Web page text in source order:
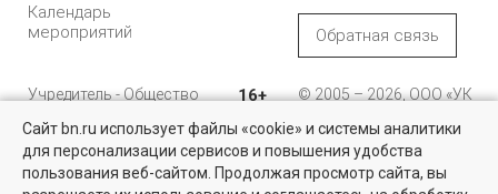
Квартиры на вторичном рынке
Более 10 тысяч квартир в Санкт-Петербурге и области от
Календарь
мероприятий
Обратная связь
Учредитель - Общество
ответственностью
"Управляющая
компания "Бюллетень
недвижимости"
16+
© 2005 – 2026, ООО «УК
196105, Санкт-
Петербург, пр. Юрия
Гагарина, 1
Сайт bn.ru использует файлы «cookie» и системы аналитики
для персонализации сервисов и повышения удобства
пользования веб-сайтом. Продолжая просмотр сайта, вы